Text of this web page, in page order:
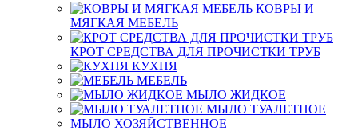
КОВРЫ И
МЯГКАЯ МЕБЕЛЬ
КРОТ СРЕДСТВА ДЛЯ ПРОЧИСТКИ ТРУБ
КУХНЯ
МЕБЕЛЬ
МЫЛО ЖИДКОЕ
МЫЛО ТУАЛЕТНОЕ
МЫЛО ХОЗЯЙСТВЕННОЕ